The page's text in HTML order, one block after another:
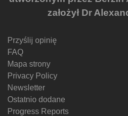
założył Dr
Przyślij opinię
FAQ
Mapa strony
Privacy Policy
Newsletter
Ostatnio dodane
Progress Reports